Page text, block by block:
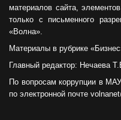
материалов сайта,
только с письменного
«Волна».
Материалы в рубрике
Главный редактор: Нечаева
По вопросам коррупции в
по электронной почте